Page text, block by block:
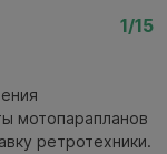
1/15
мотопарапланов
ретротехники.